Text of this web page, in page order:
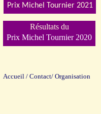
Accueil / Contact/ Organisation
Résultats du
Prix Michel Tournier 2020
Prix Michel Tournier 2021